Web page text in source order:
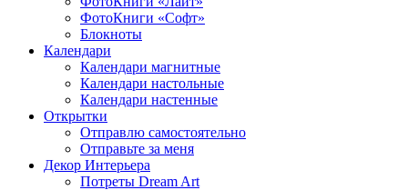
ФотоКниги «Софт»
Блокноты
Календари
Календари магнитные
Календари настольные
Календари настенные
Открытки
Отправлю самостоятельно
Отправьте за меня
Декор Интерьера
Потреты Dream Art